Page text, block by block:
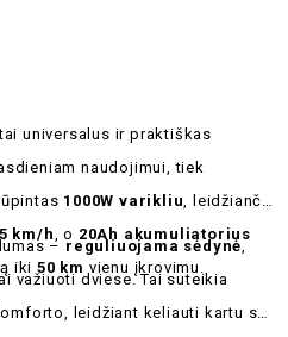
universalus ir praktiškas
naudojimui, tiek
1000W varikliu , leidžiančiu
km/h , o 20Ah akumuliatorius
iki 50 km vienu įkrovimu.
– reguliuojama sėdynė
važiuoti dviese. Tai suteikia
leidžiant keliauti kartu su